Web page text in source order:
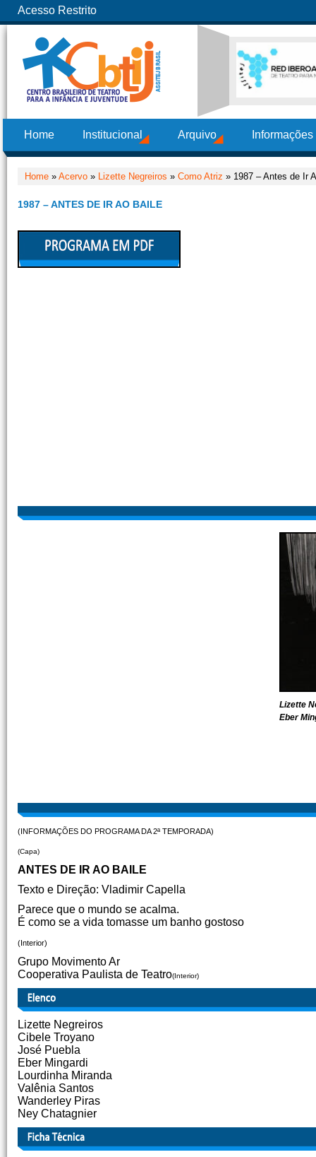
Acesso Restrito
Home Institucional Arquivo
Home » Acervo » Lizette Negreiros » Como Atriz » 1987 – Antes de Ir
1987 – ANTES DE IR AO BAILE
Lizette
Eber
(INFORMAÇÕES DO PROGRAMA DA 2ª TEMPORADA)
(Capa)
ANTES DE IR AO BAILE
Texto e Direção: Vladimir Capella
Parece que o mundo se acalma.
É como se a vida tomasse um banho gostoso
(Interior)
Grupo Movimento Ar
Cooperativa Paulista de Teatro(Interior)
Lizette Negreiros
Cibele Troyano
José Puebla
Eber Mingardi
Lourdinha Miranda
Valênia Santos
Wanderley Piras
Ney Chatagnier